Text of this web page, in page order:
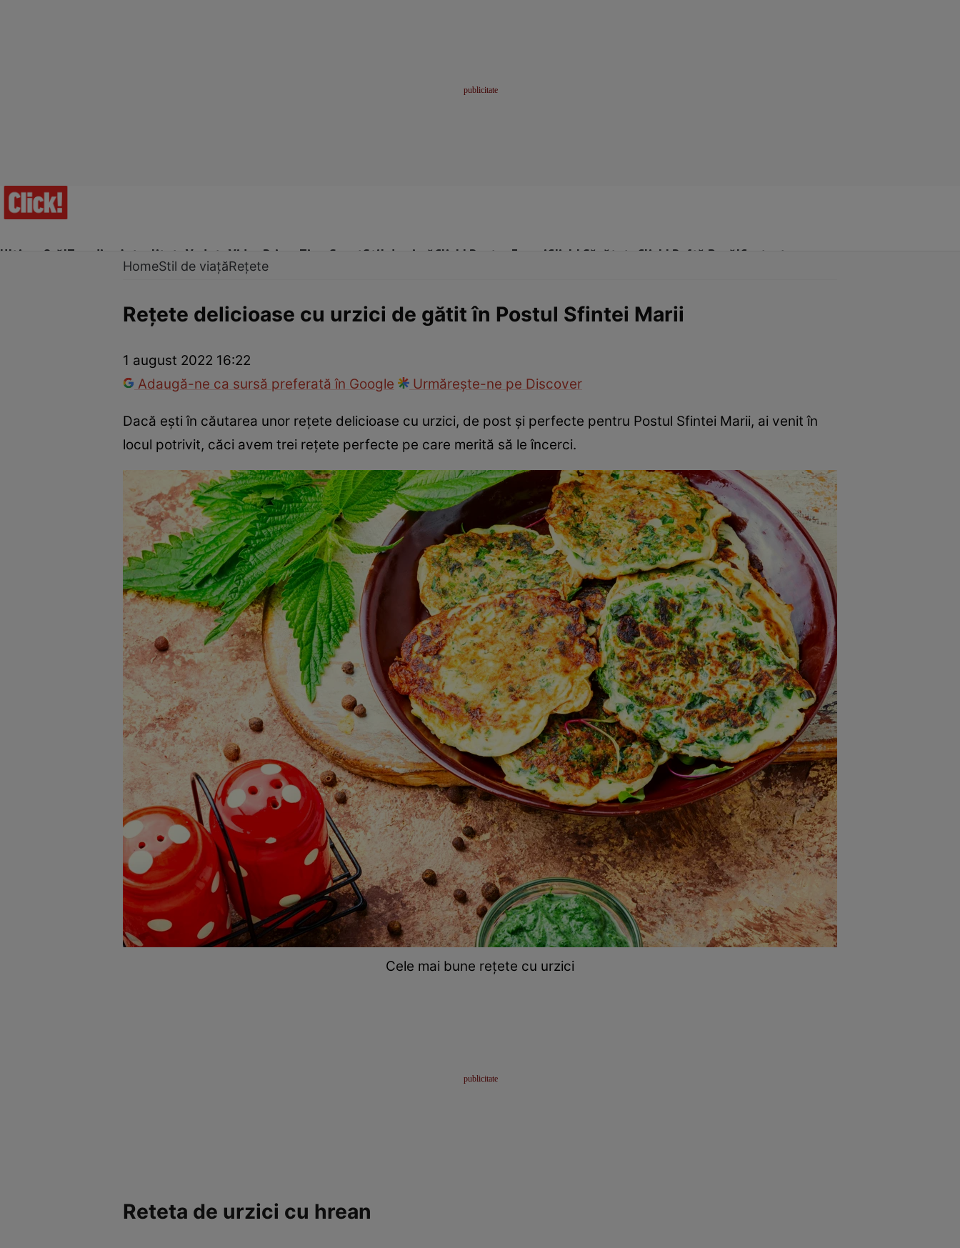
Ultima Oră!Trending Actualitate Vedete Video Prime Time SportStil de viațăClick! Pentru FemeiClick! Sănătate Click! Poftă Bună!Contact
Dragoste și Sex Evenimente
HomeStil de viațăRețete
Rețete delicioase cu urzici de gătit în Postul Sfintei Marii
1 august 2022 16:22
Adaugă-ne ca sursă preferată în Google
Urmărește-ne pe Discover
Dacă ești în căutarea unor rețete delicioase cu urzici, de post și perfecte pentru Postul Sfintei Marii, ai venit în
locul potrivit, căci avem trei rețete perfecte pe care merită să le încerci.
Cele mai bune rețete cu urzici
Reteta de urzici cu hrean